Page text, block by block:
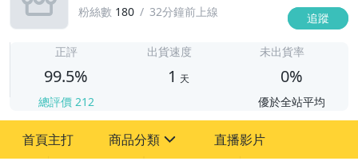
粉絲數 180 32分鐘前上線 追蹤
正評
99.5%
總評價 212
出貨速度
1 天
未出貨率
0%
優於全站平均
首頁主打 商品分類 直播影片